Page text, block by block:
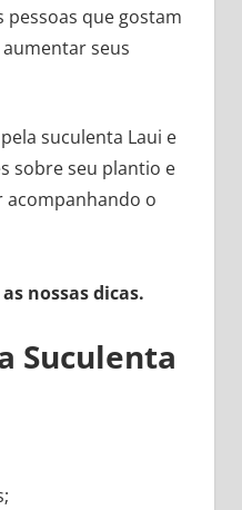
que gostam
seus
suculenta Laui e
sobre seu plantio e
acompanhando o
nossas dicas.
Suculenta